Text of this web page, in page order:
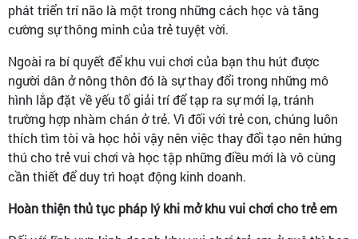
phát triển trí não là một trong những cách học và tăng
cường sự thông minh của trẻ tuyệt vời.
Ngoài ra bí quyết để khu vui chơi của bạn thu hút được
người dân ở nông thôn đó là sự thay đổi trong những mô
hình lắp đặt về yếu tố giải trí để tạp ra sự mới lạ, tránh
trường hợp nhàm chán ở trẻ. Vì đối với trẻ con, chúng luôn
thích tìm tòi và học hỏi vậy nên việc thay đổi tạo nên hứng
thú cho trẻ vui chơi và học tập những điều mới là vô cùng
cần thiết để duy trì hoạt động kinh doanh.
Hoàn thiện thủ tục pháp lý khi mở khu vui chơi cho trẻ em